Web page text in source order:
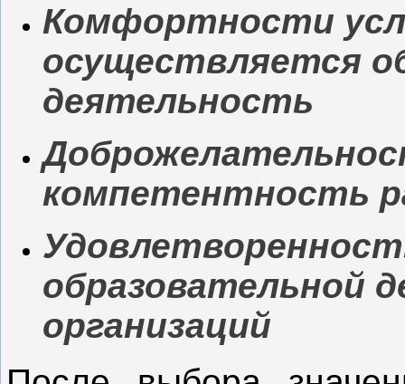
Комфортности
осуществляется
деятельность
Доброжелательнос
компетентность
Удовлетворенност
образовательной
организаций